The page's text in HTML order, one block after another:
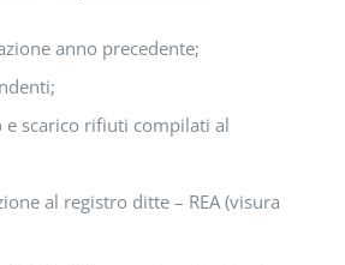
anno precedente;
e scarico rifiuti compilati al
al registro ditte – REA (visura